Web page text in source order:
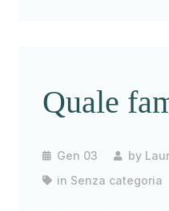
Quale
Gen 03 by
in Senza categoria